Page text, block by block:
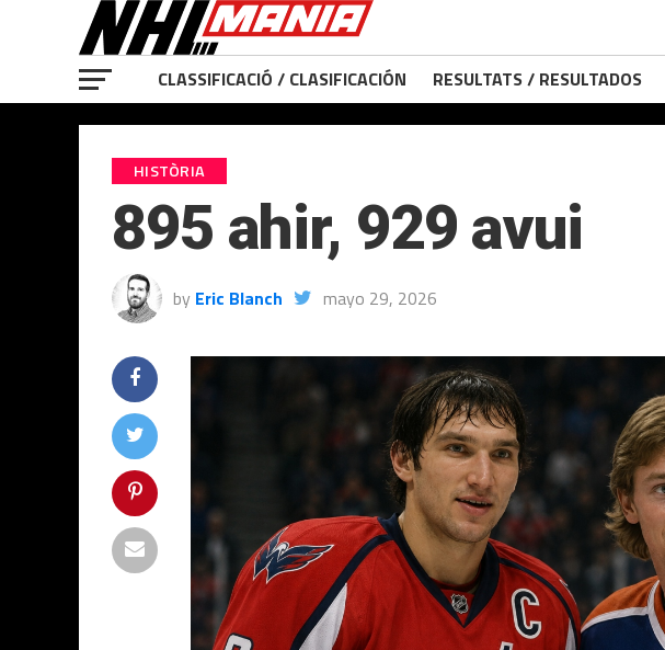
CLASSIFICACIÓ / CLASIFICACIÓN RESULTATS / RESULTADOS
HISTÒRIA
895 ahir, 929 avui
by Eric Blanch mayo 29, 2026